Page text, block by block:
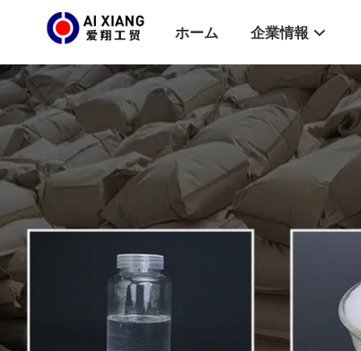
ホーム 企業情報